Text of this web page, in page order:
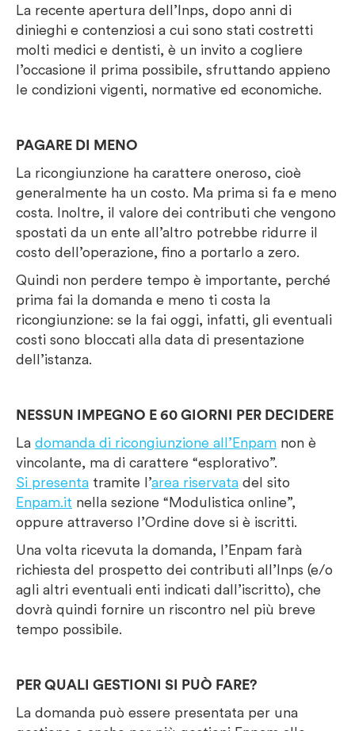
La recente apertura dell’Inps, dopo anni di
dinieghi e contenziosi a cui sono stati costretti
molti medici e dentisti, è un invito a cogliere
l’occasione il prima possibile, sfruttando appieno
le condizioni vigenti, normative ed economiche.
PAGARE DI MENO
La ricongiunzione ha carattere oneroso, cioè
generalmente ha un costo. Ma prima si fa e meno
costa. Inoltre, il valore dei contributi che vengono
spostati da un ente all’altro potrebbe ridurre il
costo dell’operazione, fino a portarlo a zero.
Quindi non perdere tempo è importante, perché
prima fai la domanda e meno ti costa la
ricongiunzione: se la fai oggi, infatti, gli eventuali
costi sono bloccati alla data di presentazione
dell’istanza.
NESSUN IMPEGNO E 60 GIORNI PER DECIDERE
La domanda di ricongiunzione all’Enpam non è
vincolante, ma di carattere “esplorativo”.
Si presenta tramite l’area riservata del sito
Enpam.it nella sezione “Modulistica online”,
oppure attraverso l’Ordine dove si è iscritti.
Una volta ricevuta la domanda, l’Enpam farà
richiesta del prospetto dei contributi all’Inps (e/o
agli altri eventuali enti indicati dall’iscritto), che
dovrà quindi fornire un riscontro nel più breve
tempo possibile.
PER QUALI GESTIONI SI PUÒ FARE?
La domanda può essere presentata per una